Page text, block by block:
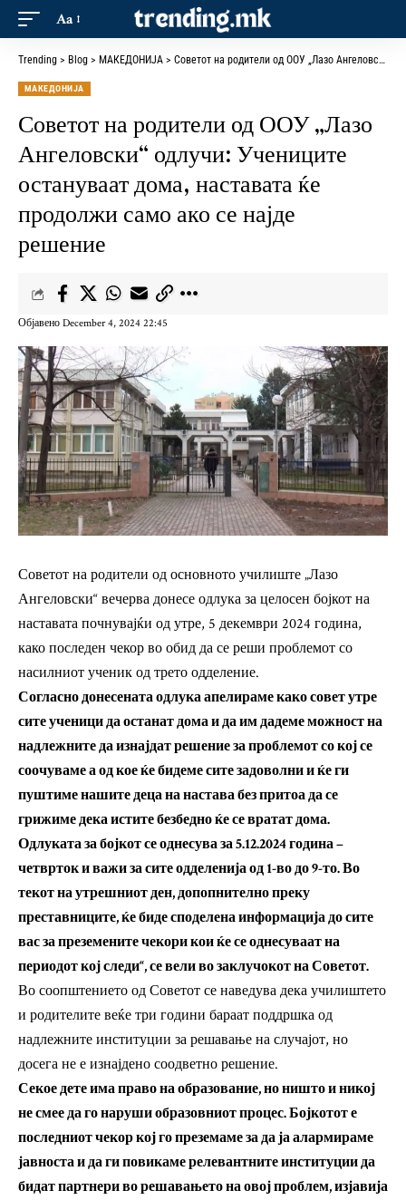
Aa
Trending > Blog > МАКЕДОНИЈА > Советот на родители од ООУ „Лазо Ангеловски“ одлучи: Учениците остануваат дома, наставата ќе продолжи само ако се најде решение
МАКЕДОНИЈА
Советот на родители од ООУ „Лазо
Ангеловски“ одлучи: Учениците
остануваат дома, наставата ќе
продолжи само ако се најде
решение
Објавено December 4, 2024 22:45
Советот на родители од основното училиште „Лазо
Ангеловски“ вечерва донесе одлука за целосен бојкот на
наставата почнувајќи од утре, 5 декември 2024 година,
како последен чекор во обид да се реши проблемот со
насилниот ученик од трето одделение.
Согласно донесената одлука апелираме како совет утре
сите ученици да останат дома и да им дадеме можност на
надлежните да изнајдат решение за проблемот со кој се
соочуваме а од кое ќе бидеме сите задоволни и ќе ги
пуштиме нашите деца на настава без притоа да се
грижиме дека истите безбедно ќе се вратат дома.
Одлуката за бојкот се однесува за 5.12.2024 година –
четврток и важи за сите одделенија од 1-во до 9-то. Во
текот на утрешниот ден, допопнително преку
преставниците, ќе биде споделена информација до сите
вас за преземените чекори кои ќе се однесуваат на
периодот кој следи“, се вели во заклучокот на Советот.
Во соопштението од Советот се наведува дека училиштето
и родителите веќе три години бараат поддршка од
надлежните институции за решавање на случајот, но
досега не е изнајдено соодветно решение.
Секое дете има право на образование, но ништо и никој
не смее да го наруши образовниот процес. Бојкотот е
последниот чекор кој го преземаме за да ја алармираме
јавноста и да ги повикаме релевантните институции да
бидат партнери во решавањето на овој проблем, изјавија